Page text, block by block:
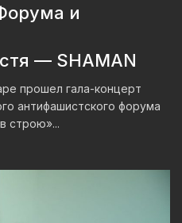
и
— SHAMAN
прошел гала-концерт
антифашистского форума
строю»...